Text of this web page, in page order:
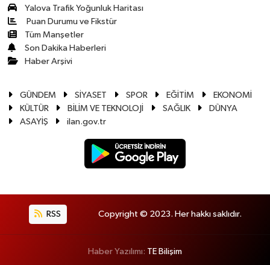
Yalova Trafik Yoğunluk Haritası
Puan Durumu ve Fikstür
Tüm Manşetler
Son Dakika Haberleri
Haber Arşivi
GÜNDEM SİYASET SPOR EĞİTİM
EKONOMİ
KÜLTÜR
BİLİM VE TEKNOLOJİ SAĞLIK
DÜNYA
ASAYİŞ
ilan.gov.tr
RSS Copyright © 2023. Her hakkı saklıdır.
Haber Yazılımı: TE Bilişim